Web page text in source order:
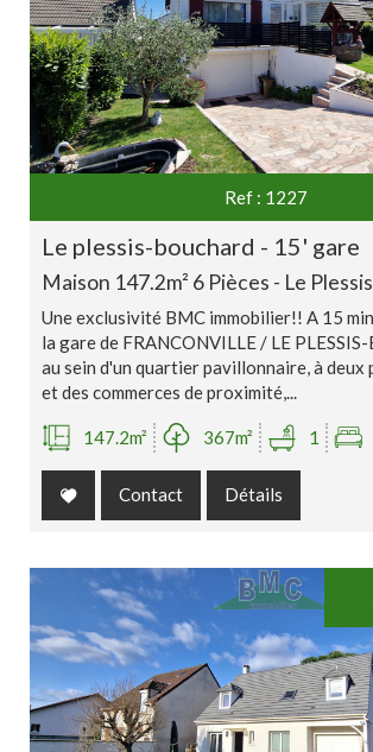
Ref : 1227
le plessis-bouchard - 15' gare
Maison 147.2m² 6 Pièces - Le
Une exclusivité BMC immobilier!! A 15
la gare de FRANCONVILLE / LE
au sein d'un quartier pavillonnaire, à deux
et des commerces de proximité,...
147.2m² 367m² 1
Contact Détails
Exclusivité